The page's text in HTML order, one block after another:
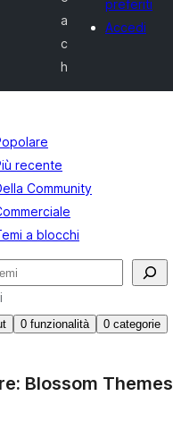
a
c
h
preferiti
Accedi
recente
Community
a blocchi
0 funzionalità 0 categorie
Blossom Themes